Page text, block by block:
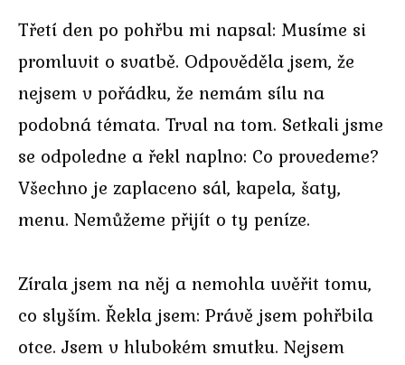
Třetí den po pohřbu mi napsal: Musíme si
promluvit o svatbě. Odpověděla jsem, že
nejsem v pořádku, že nemám sílu na
podobná témata. Trval na tom. Setkali jsme
se odpoledne a řekl naplno: Co provedeme?
Všechno je zaplaceno sál, kapela, šaty,
menu. Nemůžeme přijít o ty peníze.
Zírala jsem na něj a nemohla uvěřit tomu,
co slyším. Řekla jsem: Právě jsem pohřbila
otce. Jsem v hlubokém smutku. Nejsem